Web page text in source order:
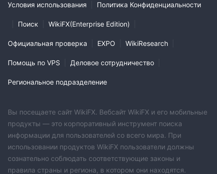
Условия использования Политика Конфиденциальности
Поиск WikiFX(Enterprise Edition)
Официальная проверка EXPO WikiResearch
Помощь по VPS Деловое сотрудничество
Региональное подразделение
Вы посещаете сайт WikiFX. Вебсайт WikiFX и его мобильные
продукты — это корпоративный инструмент поиска
информации для пользователей со всего мира. При
использовании продуктов WikiFX пользователи должны
сознательно соблюдать соответствующие законы и
правила страны и региона, в котором они находятся.